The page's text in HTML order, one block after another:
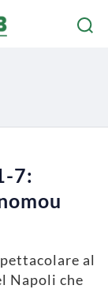
7:
al
Napoli che